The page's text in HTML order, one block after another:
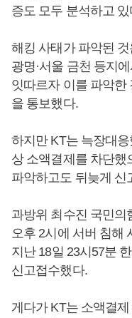
증도 모두 분석하고 있
해킹 사태가 파악된 것
광명·서울 금천 등지
잇따르자 이를 파악한
을 통보했다.
하지만 KT는 늑장대
상 소액결제를 차단했
파악하고도 뒤늦게 신
과방위 최수진 국민의
오후 2시에 서버 침해
지난 18일 23시57분
신고접수했다.
게다가 KT는 소액결